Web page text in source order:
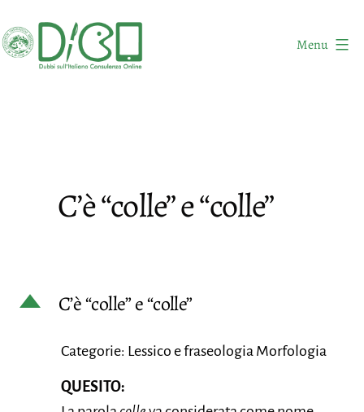
al
contenuto
Menu
C’è “colle” e “colle”
D C’è “colle” e “colle”
Categorie: Lessico e fraseologia Morfologia
QUESITO: